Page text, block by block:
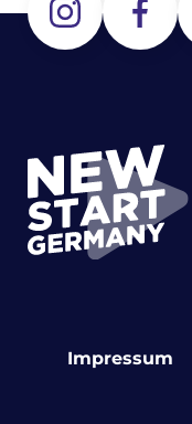
Impressum